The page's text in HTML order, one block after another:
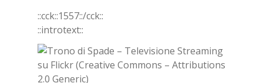
::cck::1557::/​cck::
::in­tro­text::